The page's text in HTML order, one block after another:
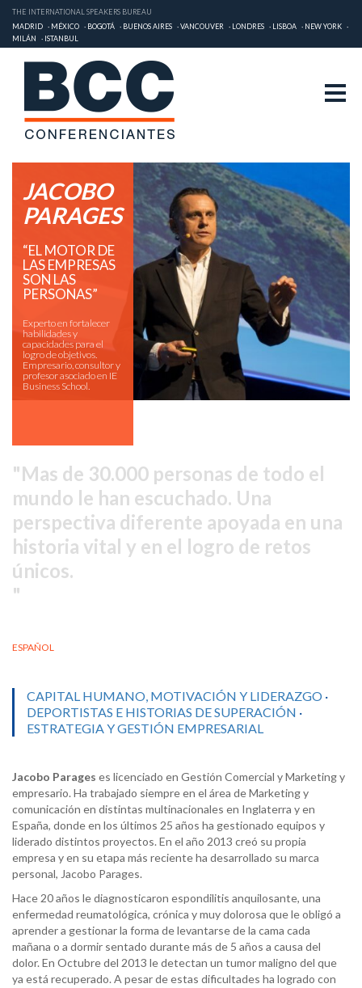
THE INTERNATIONAL SPEAKERS BUREAU
MADRID
MÉXICO BOGOTÁ BUENOS AIRES VANCOUVER LONDRES LISBOA
NEW YORK
MILÁN
ISTANBUL
JACOBO
PARAGES
“EL MOTOR DE
LAS EMPRESAS
SON LAS
PERSONAS”
Experto en fortalecer
habilidades y
capacidades para el
logro de objetivos.
Empresario, consultor y
profesor asociado en IE
Business School.
Mas de 30.000 personas de todo el
mundo le han escuchado. Una
perspectiva diferente apoyada en una
historia vital y en el logro de retos
únicos.
ESPAÑOL
CAPITAL HUMANO, MOTIVACIÓN Y LIDERAZGO ·
DEPORTISTAS E HISTORIAS DE SUPERACIÓN ·
ESTRATEGIA Y GESTIÓN EMPRESARIAL
Jacobo Parages es licenciado en Gestión Comercial y Marketing y
empresario. Ha trabajado siempre en el área de Marketing y
comunicación en distintas multinacionales en Inglaterra y en
España, donde en los últimos 25 años ha gestionado equipos y
liderado distintos proyectos. En el año 2013 creó su propia
empresa y en su etapa más reciente ha desarrollado su marca
personal, Jacobo Parages.
Hace 20 años le diagnosticaron espondilitis anquilosante, una
enfermedad reumatológica, crónica y muy dolorosa que le obligó a
aprender a gestionar la forma de levantarse de la cama cada
mañana o a dormir sentado durante más de 5 años a causa del
dolor. En Octubre del 2013 le detectan un tumor maligno del que
ya está recuperado. A pesar de estas dificultades ha logrado con